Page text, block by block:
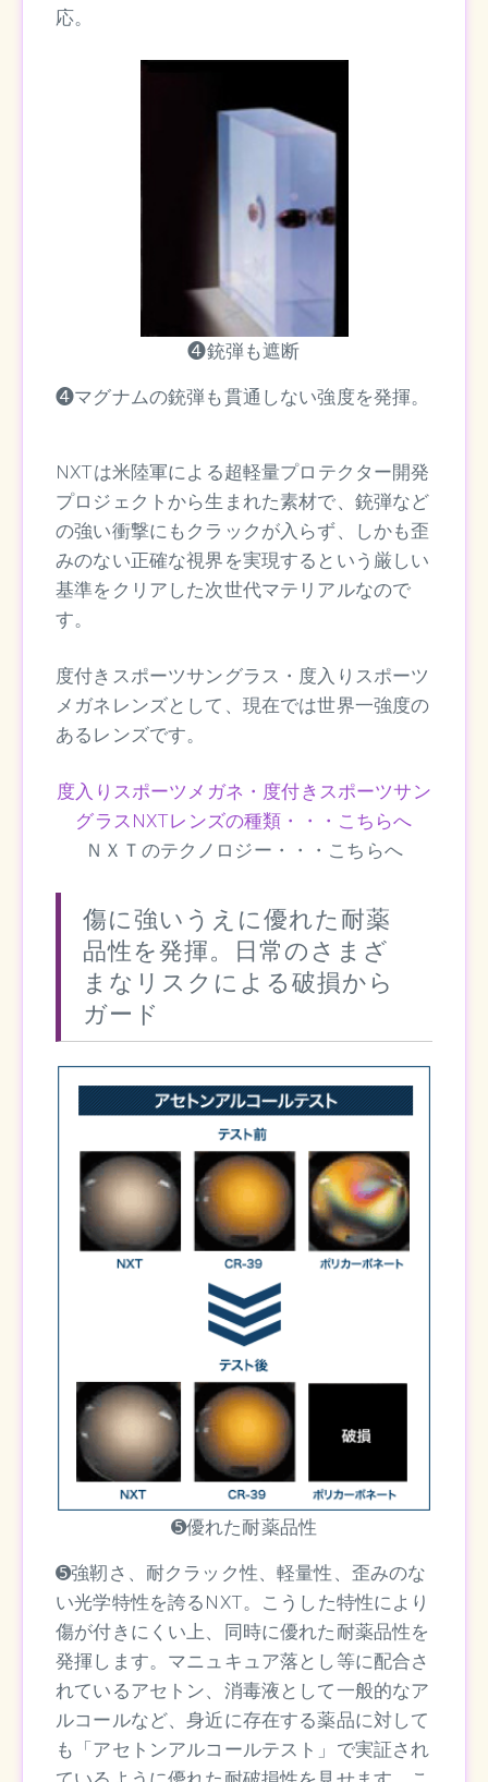
応。
❹銃弾も遮断
❹マグナムの銃弾も貫通しない強度を発揮。
NXTは米陸軍による超軽量プロテクター開発
プロジェクトから生まれた素材で、銃弾など
の強い衝撃にもクラックが入らず、しかも歪
みのない正確な視界を実現するという厳しい
基準をクリアした次世代マテリアルなので
す。
度付きスポーツサングラス・度入りスポーツ
メガネレンズとして、現在では世界一強度の
あるレンズです。
度入りスポーツメガネ・度付きスポーツサン
グラスNXTレンズの種類・・・こちらへ
ＮＸＴのテクノロジー・・・こちらへ
傷に強いうえに優れた耐薬
品性を発揮。日常のさまざ
まなリスクによる破損から
ガード
➎優れた耐薬品性
➎強靭さ、耐クラック性、軽量性、歪みのな
い光学特性を誇るNXT。こうした特性により
傷が付きにくい上、同時に優れた耐薬品性を
発揮します。マニュキュア落とし等に配合さ
れているアセトン、消毒液として一般的なア
ルコールなど、身近に存在する薬品に対して
も「アセトンアルコールテスト」で実証され